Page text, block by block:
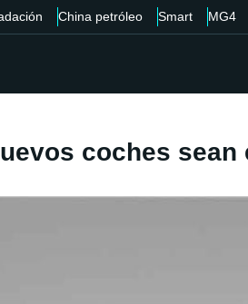
China petróleo Smart MG4
coches sean